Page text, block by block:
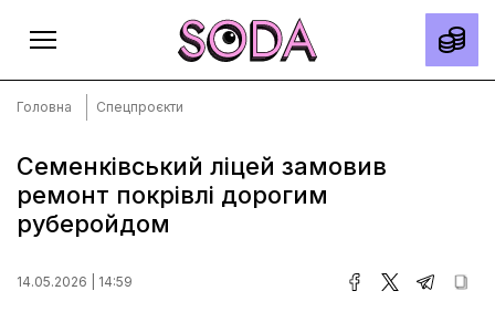
Головна
Тексти
Спецпроєкти
Головна Спецпроєкти
Семенківський ліцей замовив
ремонт покрівлі дорогим
руберойдом
14.05.2026 | 14:59